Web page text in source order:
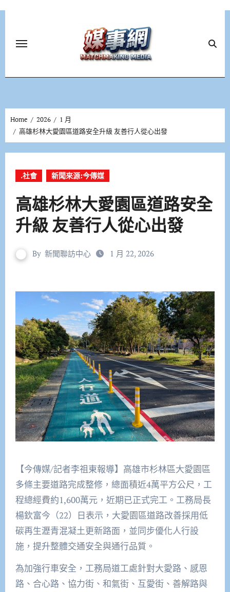
Home 2026
1 月
高雄杉林大愛園區道路安全升級 友善行人從心出發
.社會 新聞來源:今傳媒
高雄杉林大愛園區道路安全
升級 友善行人從心出發
By 新聞聯訪中心 1 月 22, 2026
【今傳媒/記者李祖東報導】高雄市杉林區大愛園區
多條主要道路完成整修，總面積近4萬平方公尺，工
程總經費約1,600萬元，近期已正式完工。工務局長
楊欽富今（22）日表示，大愛園區道路改善採用低
碳再生瀝青混凝土更新路面，並同步優化人行設
施，提升整體交通安全與通行品質。
為加強行車安全，工務局道工處針對大愛路、感恩
路、合心路、協力街、和氣街、互愛街、善解路與